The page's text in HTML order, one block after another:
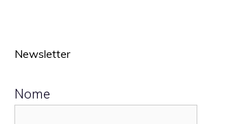
Newsletter
Nome